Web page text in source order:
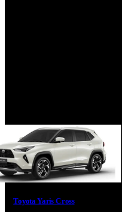
Toyota Yaris Cross